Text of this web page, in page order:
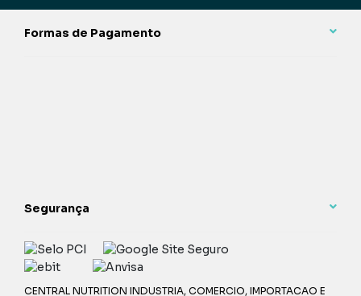
Formas de Pagamento
Segurança
CENTRAL NUTRITION INDUSTRIA, COMERCIO, IMPORTACAO E